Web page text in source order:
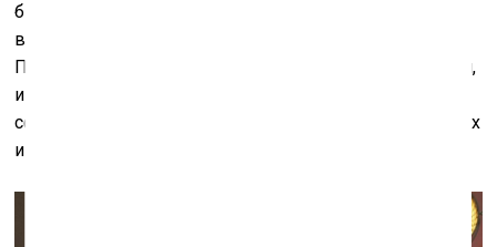
бы отображала характер коллекции и говорила что-то
важное о литовском искусстве за последние 60 лет.
Поэтому надо было найти какие-то связующие звенья,
и не только хронологические. В результате удалось
сформулировать некоторые темы, под знаком которых
и сформирована выставка.